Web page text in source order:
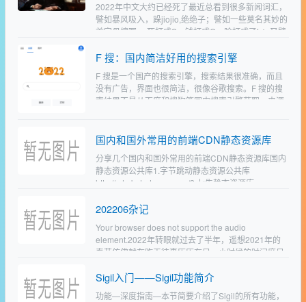
2022年中文大约已经死了最近总看到很多新闻词汇，
譬如暴风吸入，跺jiojio,绝绝子；譬如一些莫名其妙的
首字母缩写， 死打成S，钱打成Q，脸打成了L；又譬
F 搜：国内简洁好用的搜索引擎
F 搜是一个国产的搜索引擎，搜索结果很准确，而且
没有广告，界面也很简洁，很像谷歌搜索。F 搜的搜
索结果不是从百度和搜狗等国内搜索引擎获取，来源
国内和国外常用的前端CDN静态资源库
分享几个国内和国外常用的前端CDN静态资源库国内
静态资源公共库1.字节跳动静态资源公共库
http://cdn.bytedance.com/2.七牛静态资源库
202206杂记
Your browser does not support the audio
element.2022年转眼就过去了半年，遥想2021年的
春节仿佛就在昨天往事历历在目，小时候的时间度日
Sigil入门——Sigil功能简介
功能—深度指南—本节简要介绍了Sigil的所有功能，